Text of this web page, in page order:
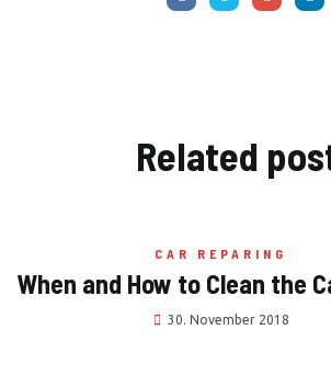
Related
CAR REPARING
When and How to Clean the
30. November 2018